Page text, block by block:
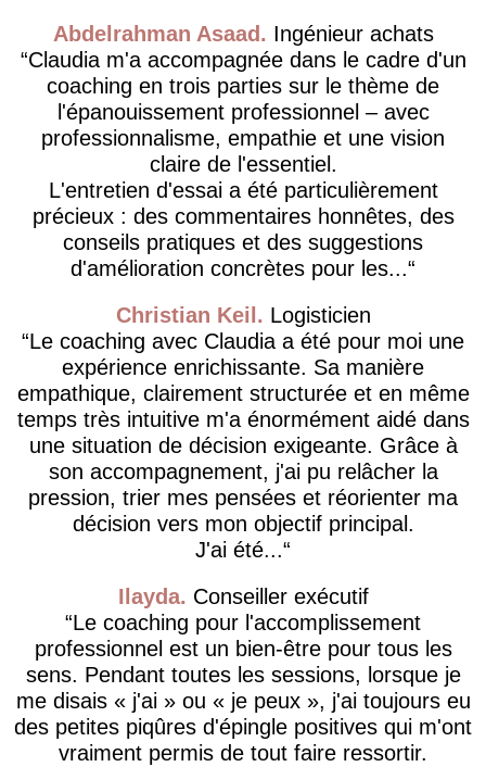
Abdelrahman Asaad
Ingénieur achats
Claudia m'a accompagnée dans le cadre d'un
coaching en trois parties sur le thème de
l'épanouissement professionnel – avec
professionnalisme, empathie et une vision
claire de l'essentiel.
L'entretien d'essai a été particulièrement
précieux : des commentaires honnêtes, des
conseils pratiques et des suggestions
d'amélioration concrètes pour les...
Christian Keil
Logisticien
Le coaching avec Claudia a été pour moi une
expérience enrichissante. Sa manière
empathique, clairement structurée et en même
temps très intuitive m'a énormément aidé dans
une situation de décision exigeante. Grâce à
son accompagnement, j'ai pu relâcher la
pression, trier mes pensées et réorienter ma
décision vers mon objectif principal.
J'ai été...
Ilayda
Conseiller exécutif
Le coaching pour l'accomplissement
professionnel est un bien-être pour tous les
sens. Pendant toutes les sessions, lorsque je
me disais « j'ai » ou « je peux », j'ai toujours eu
des petites piqûres d'épingle positives qui m'ont
vraiment permis de tout faire ressortir.